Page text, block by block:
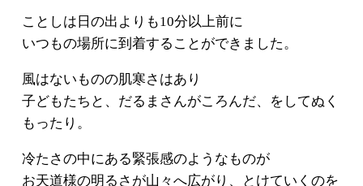
ことしは日の出よりも10分以上前に
いつもの場所に到着することができました。
風はないものの肌寒さはあり
子どもたちと、だるまさんがころんだ、をしてぬく
もったり。
冷たさの中にある緊張感のようなものが
お天道様の明るさが山々へ広がり、とけていくのを